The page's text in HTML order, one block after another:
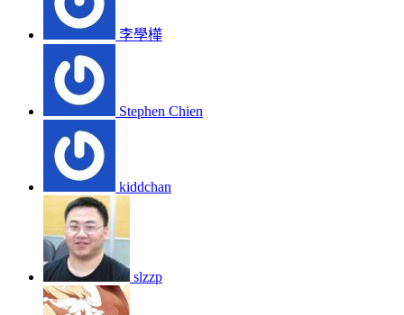
李學樺
Stephen Chien
kiddchan
slzzp